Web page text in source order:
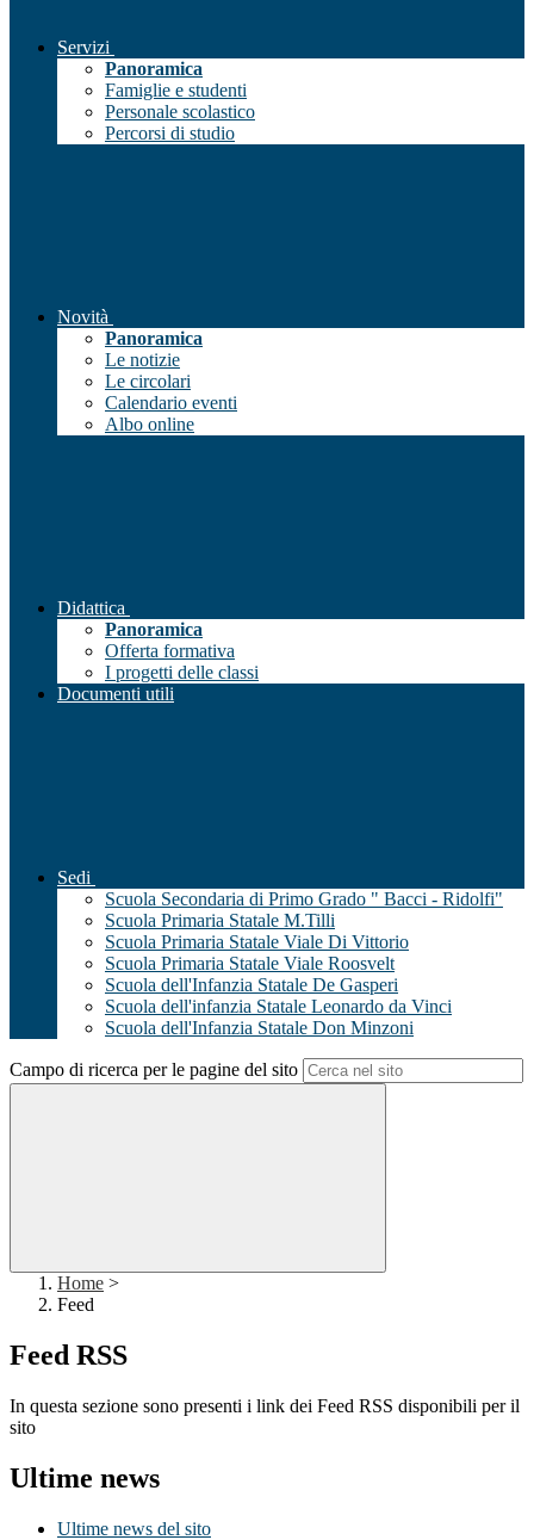
Servizi
Panoramica
Famiglie e studenti
Personale scolastico
Percorsi di studio
Novità
Panoramica
Le notizie
Le circolari
Calendario eventi
Albo online
Didattica
Panoramica
Offerta formativa
I progetti delle classi
Documenti utili
Sedi
Scuola Secondaria di Primo Grado " Bacci - Ridolfi"
Scuola Primaria Statale M.Tilli
Scuola Primaria Statale Viale Di Vittorio
Scuola Primaria Statale Viale Roosvelt
Scuola dell'Infanzia Statale De Gasperi
Scuola dell'infanzia Statale Leonardo da Vinci
Scuola dell'Infanzia Statale Don Minzoni
Campo di ricerca per le pagine del sito
Home >
Feed
Feed RSS
In questa sezione sono presenti i link dei Feed RSS disponibili per il
sito
Ultime news
Ultime news del sito